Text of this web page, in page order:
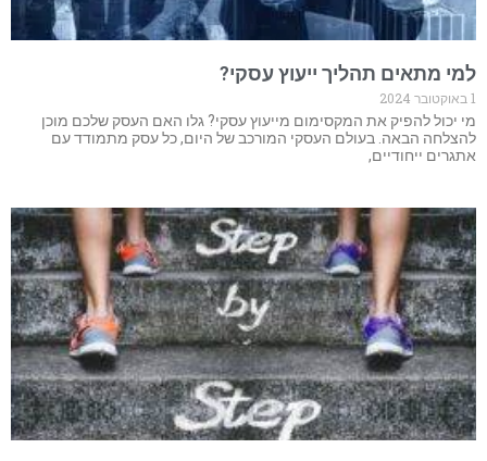
למי מתאים תהליך ייעוץ עסקי?
1 באוקטובר 2024
מי יכול להפיק את המקסימום מייעוץ עסקי? גלו האם העסק שלכם מוכן
להצלחה הבאה. בעולם העסקי המורכב של היום, כל עסק מתמודד עם
אתגרים ייחודיים,